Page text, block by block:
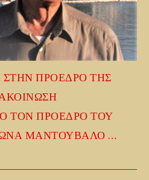
ΠΡΟΕΔΡΟ ΤΗΣ
ΤΟΝ ΠΡΟΕΔΡΟ ΤΟΥ
ΜΑΝΤΟΥΒΑΛΟ …